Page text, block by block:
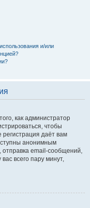
и/или
как администратор
чтобы
даёт вам
анонимным
email-сообщений,
всего пару минут,